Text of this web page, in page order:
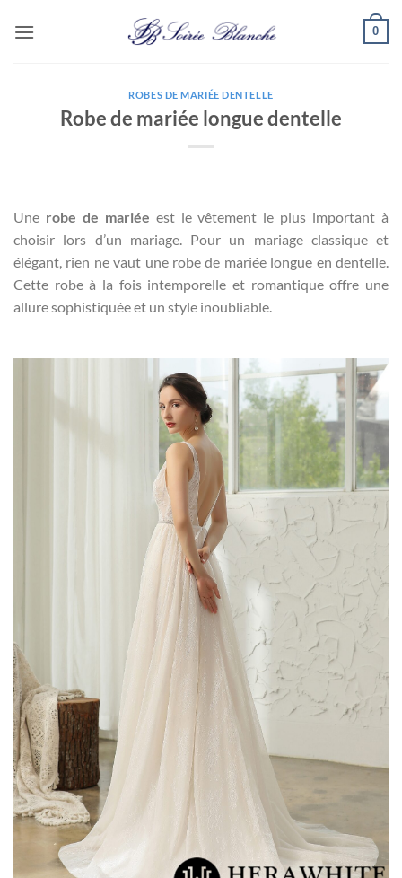
0
ROBES DE MARIÉE DENTELLE
Robe de mariée longue dentelle
Une robe de mariée est le vêtement le plus important à
choisir lors d’un mariage. Pour un mariage classique et
élégant, rien ne vaut une robe de mariée longue en dentelle.
Cette robe à la fois intemporelle et romantique offre une
allure sophistiquée et un style inoubliable.